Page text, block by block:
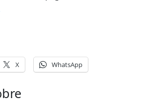
X WhatsApp